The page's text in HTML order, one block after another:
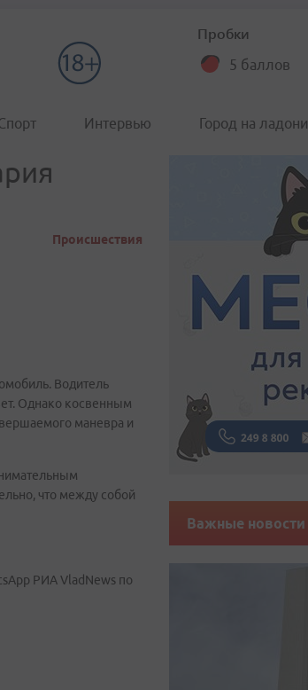
Пробки
5 баллов
Интервью Город на ладони
Происшествия
Водитель
Однако косвенным
маневра и
что между собой
РИА VladNews по
Важные новости